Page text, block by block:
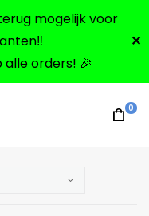
mogelijk voor
alle orders! 🎉
✕
0